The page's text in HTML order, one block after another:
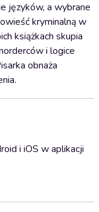
języków, a wybrane
kryminalną w
książkach skupia
i logice
obnaża
i iOS w aplikacji